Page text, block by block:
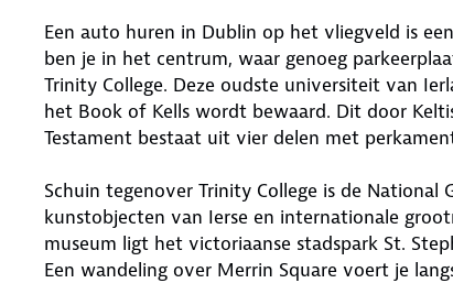
Een auto huren in Dublin op het vliegveld is
ben je in het centrum, waar genoeg
Trinity College. Deze oudste universiteit van
het Book of Kells wordt bewaard. Dit door
Testament bestaat uit vier delen met
Schuin tegenover Trinity College is de
kunstobjecten van Ierse en internationale
museum ligt het victoriaanse stadspark St.
Een wandeling over Merrin Square voert je